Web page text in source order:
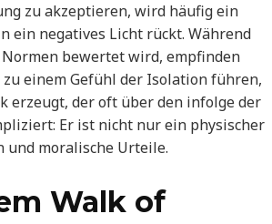
zu akzeptieren, wird häufig ein
ein negatives Licht rückt. Während
bewertet wird, empfinden
einem Gefühl der Isolation führen,
erzeugt, der oft über den infolge der
Er ist nicht nur ein physischer
und moralische Urteile.
Walk of